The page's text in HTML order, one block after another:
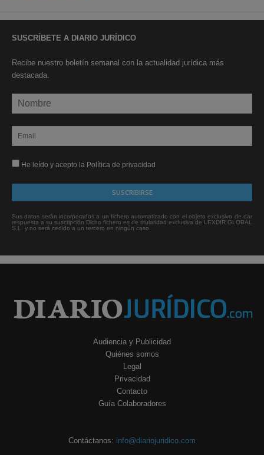
SUSCRÍBETE A DIARIO JURÍDICO
Recibe nuestro boletín semanal con la actualidad jurídica más
destacada.
He leído y acepto la Política de privacidad
Sus datos serán incorporados a un fichero automatizado con el objeto exclusivo de dar
respuesta a su suscripción Dicho fichero es de titularidad exclusiva de LEXDIR GLOBAL
S.L. y no será cedido a un tercero en ningún caso.
Audiencia y Publicidad
Quiénes somos
Legal
Privacidad
Contacto
Guía Colaboradores
Contáctanos: info@diariojuridico.com